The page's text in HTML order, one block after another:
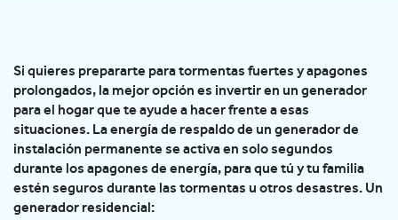
Si quieres prepararte para tormentas fuertes y apagones
prolongados, la mejor opción es invertir en un generador
para el hogar que te ayude a hacer frente a esas
situaciones. La energía de respaldo de un generador de
instalación permanente se activa en solo segundos
durante los apagones de energía, para que tú y tu familia
estén seguros durante las tormentas u otros desastres. Un
generador residencial: